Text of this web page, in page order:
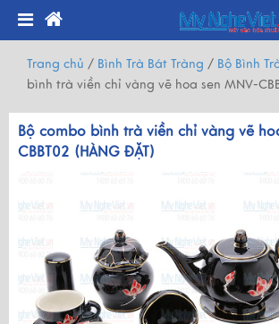
Trang chủ / Bình Trà Bát Tràng / Bộ Bình
bình trà viền chỉ vàng vẽ hoa sen MNV-
Bộ combo bình trà viền chỉ vàng vẽ
CBBT02 (HÀNG ĐẶT)